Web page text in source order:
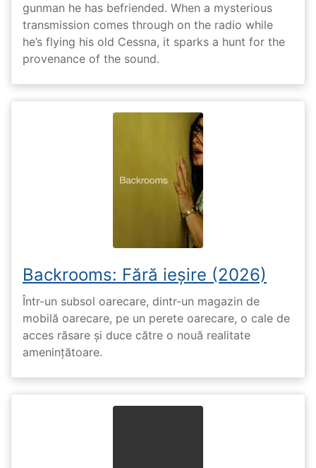
gunman he has befriended. When a mysterious
transmission comes through on the radio while
he’s flying his old Cessna, it sparks a hunt for the
provenance of the sound.
Backrooms: Fără ieșire (2026)
Într-un subsol oarecare, dintr-un magazin de
mobilă oarecare, pe un perete oarecare, o cale de
acces răsare și duce către o nouă realitate
amenințătoare.